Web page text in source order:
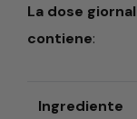
La dose
contiene:
Ingrediente